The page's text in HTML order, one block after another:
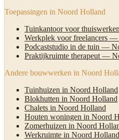
Toepassingen in Noord Holland
Tuinkantoor voor
Werkplek voor freelancers
Podcaststudio in de tuin —
Praktijkruimte therapeut —
Andere bouwwerken in Noord
Tuinhuizen in Noord Holland
Blokhutten in Noord Holland
Chalets in Noord Holland
Houten woningen in Noord
Zomerhuizen in Noord
Werkruimte in Noord Holland